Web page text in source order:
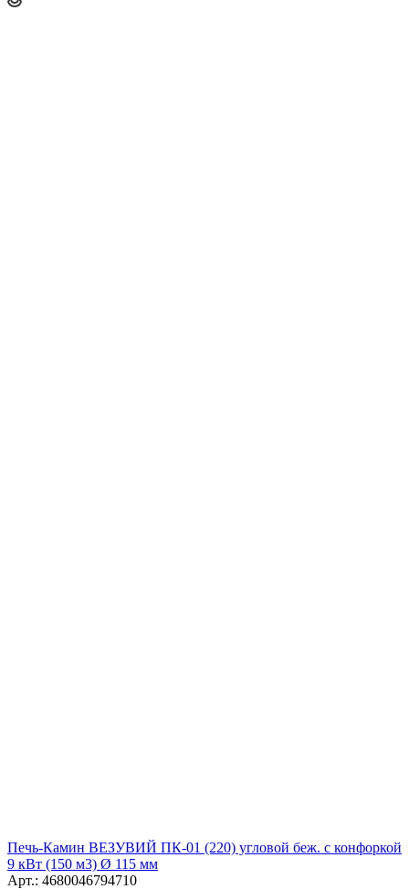
Печь-Камин ВЕЗУВИЙ ПК-01 (220) угловой беж. с конфоркой
9 кВт (150 м3) Ø 115 мм
Арт.: 4680046794710